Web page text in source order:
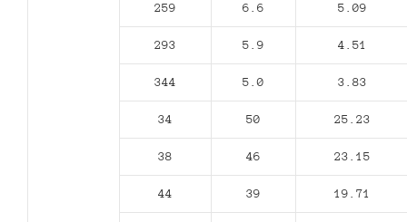
259 6.6 5.09
293 5.9 4.51
344 5.0 3.83
34 50 25.23
38 46 23.15
44 39 19.71